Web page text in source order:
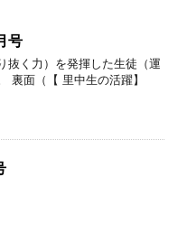
号
抜く力）を発揮した生徒（運
裏面（【 里中生の活躍】